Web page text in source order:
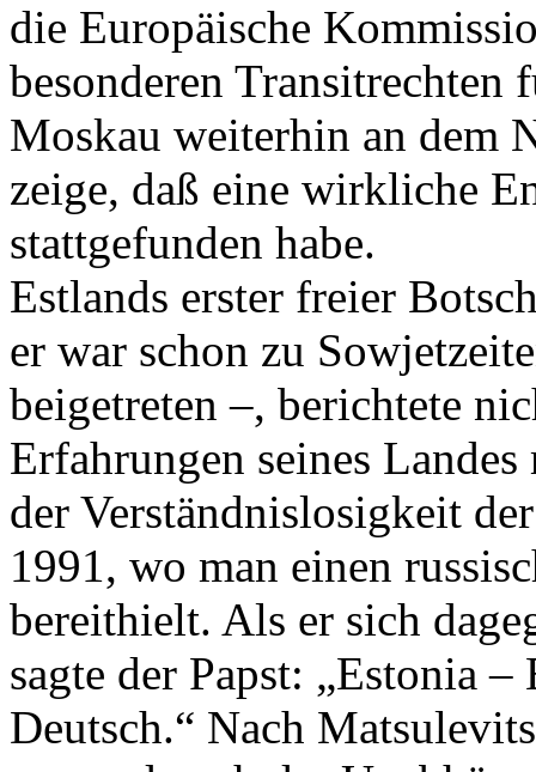
die Europäische
besonderen
Moskau weiterhin an dem
zeige, daß eine wirkliche
stattgefunden habe.
Estlands erster freier
er war schon zu
beigetreten –, berichtete
Erfahrungen seines
der Verständnislosigkeit
1991, wo man einen
bereithielt. Als er sich
sagte der Papst: „Estonia
Deutsch.“ Nach